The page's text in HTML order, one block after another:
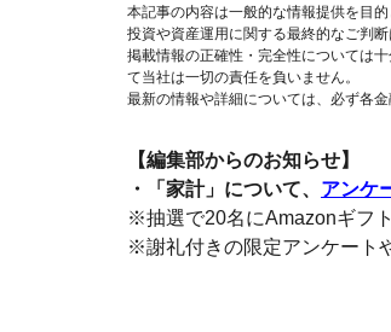
本記事の内容は一般的な情報提供を目
投資や資産運用に関する最終的なご判
掲載情報の正確性・完全性については
て当社は一切の責任を負いません。
最新の情報や詳細については、必ず各
【編集部からのお知らせ】
・「家計」について、 アンケ
※抽選で20名にAmazonギフ
※謝礼付きの限定アンケート